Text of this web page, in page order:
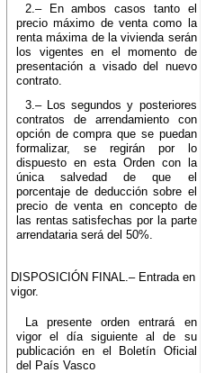
2.– En ambos casos tanto el
precio máximo de venta como la
renta máxima de la vivienda serán
los vigentes en el momento de
presentación a visado del nuevo
contrato.
3.– Los segundos y posteriores
contratos de arrendamiento con
opción de compra que se puedan
formalizar, se regirán por lo
dispuesto en esta Orden con la
única salvedad de que el
porcentaje de deducción sobre el
precio de venta en concepto de
las rentas satisfechas por la parte
arrendataria será del 50%.
DISPOSICIÓN FINAL.– Entrada en
vigor.
La presente orden entrará en
vigor el día siguiente al de su
publicación en el Boletín Oficial
del País Vasco